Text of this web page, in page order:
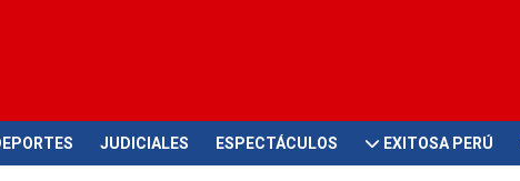
JUDICIALES ESPECTÁCULOS EXITOSA PERÚ